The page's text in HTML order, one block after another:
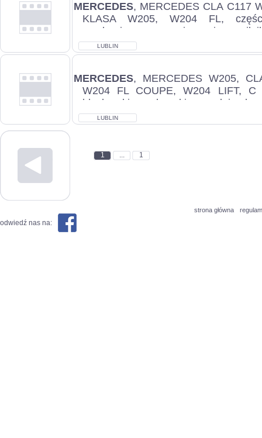
MERCEDES, MERCEDES CLA C117
KLASA W205, W204 FL,
mechaniczne, zawieszenia,
turbosprężarki, chło...
LUBLIN
MERCEDES, MERCEDES W205,
W204 FL COUPE, W204 LIFT, C
blacharskie, zderzaki przednie
przednie, klapy tyl...
LUBLIN
1 ... 1
strona główna
odwiedź nas na: